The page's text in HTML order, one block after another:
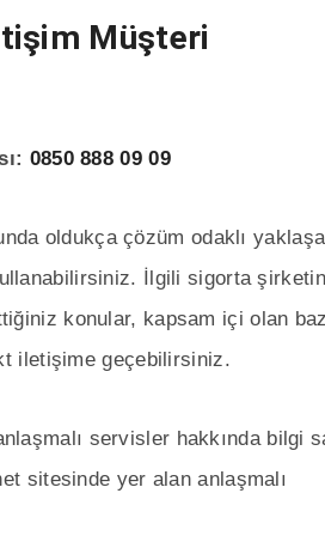
Müşteri
0850 888 09 09
oldukça çözüm odaklı
İlgili sigorta
konular, kapsam içi olan
iletişime geçebilirsiniz.
servisler hakkında bilgi
sitesinde yer alan anlaşmalı